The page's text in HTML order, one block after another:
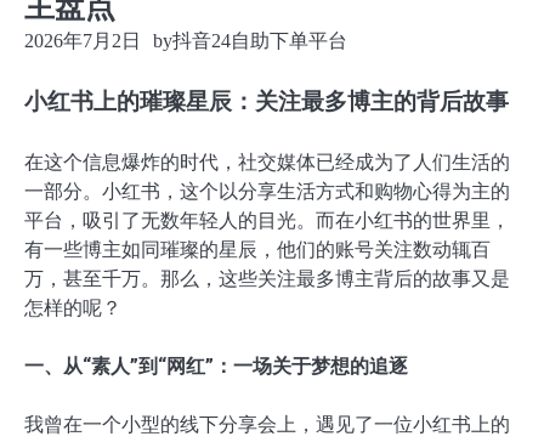
2026年7月2日 by抖音24自助下单平台
小红书上的璀璨星辰：关注最多博主的背后故事
在这个信息爆炸的时代，社交媒体已经成为了人们生活的
一部分。小红书，这个以分享生活方式和购物心得为主的
平台，吸引了无数年轻人的目光。而在小红书的世界里，
有一些博主如同璀璨的星辰，他们的账号关注数动辄百
万，甚至千万。那么，这些关注最多博主背后的故事又是
怎样的呢？
一、从“素人”到“网红”：一场关于梦想的追逐
我曾在一个小型的线下分享会上，遇见了一位小红书上的